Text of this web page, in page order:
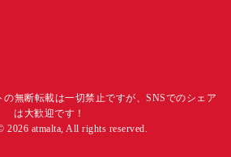
無断転載は一切禁止ですが、SNSでのシェア
は大歓迎です！
2026 atmalta, All rights reserved.